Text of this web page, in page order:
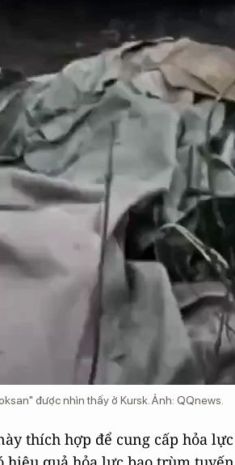
được nhìn thấy ở Kursk. Ảnh: QQnews.
thích hợp để cung cấp hỏa